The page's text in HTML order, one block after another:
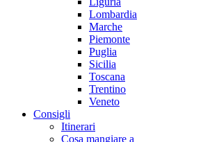
Lombardia
Marche
Piemonte
Puglia
Sicilia
Toscana
Trentino
Veneto
Consigli
Itinerari
Cosa mangiare a